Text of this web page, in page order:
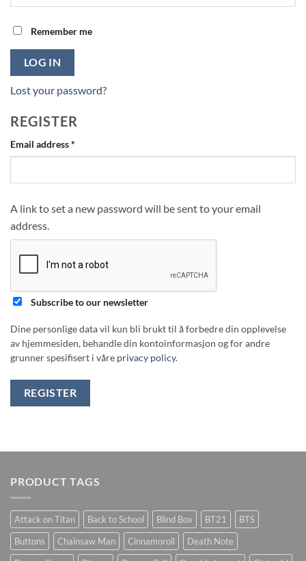
Remember me
LOG IN
Lost your password?
REGISTER
Email address*
A link to set a new password will be sent to your email
address.
Subscribe to our newsletter
Dine personlige data vil kun bli brukt til å forbedre din opplevelse
av hjemmesiden, behandle din kontoinformasjon og for andre
grunner spesifisert i våre privacy policy.
REGISTER
PRODUCT TAGS
Attack on Titan Back to School Blind Box BT21
BTS
Buttons
Chainsaw Man Cinnamoroll
Death Note